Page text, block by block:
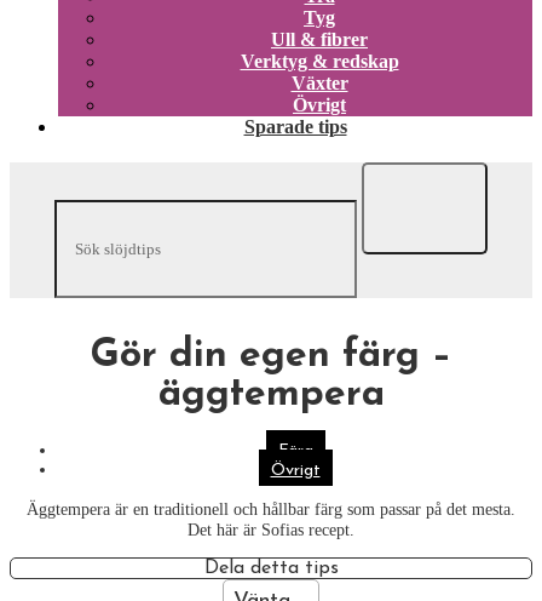
Tyg
Ull & fibrer
Verktyg & redskap
Växter
Övrigt
Sparade tips
Gör din egen färg –
äggtempera
Färg
Övrigt
Äggtempera är en traditionell och hållbar färg som passar på det mesta.
Det här är Sofias recept.
Dela detta tips